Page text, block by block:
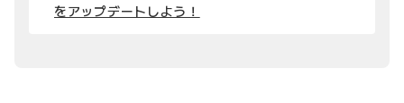
をアップデートしよう！